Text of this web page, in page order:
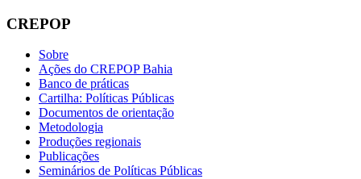
CREPOP
Sobre
Ações do CREPOP Bahia
Banco de práticas
Cartilha: Políticas Públicas
Documentos de orientação
Metodologia
Produções regionais
Publicações
Seminários de Políticas Públicas